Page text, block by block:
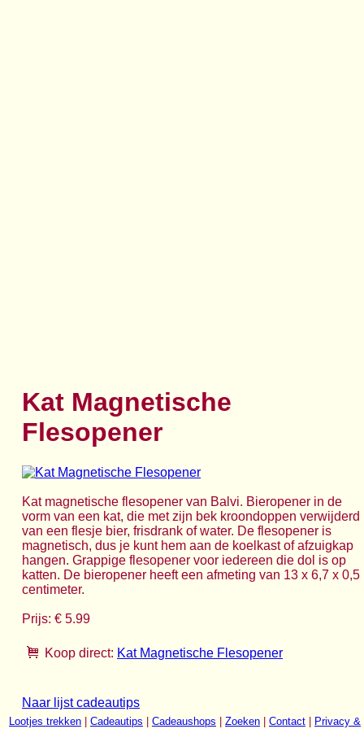
Kat Magnetische
Flesopener
Kat magnetische flesopener van Balvi. Bieropener in de
vorm van een kat, die met zijn bek kroondoppen verwijderd
van een flesje bier, frisdrank of water. De flesopener is
magnetisch, dus je kunt hem aan de koelkast of afzuigkap
hangen. Grappige flesopener voor iedereen die dol is op
katten. De bieropener heeft een afmeting van 13 x 6,7 x 0,5
centimeter.
Prijs: € 5.99
Koop direct: Kat Magnetische Flesopener
Naar lijst cadeautips
Lootjes trekken Cadeautips Cadeaushops Zoeken Contact Privacy &